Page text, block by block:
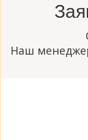
Наш